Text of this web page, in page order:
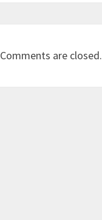
Comments are closed.